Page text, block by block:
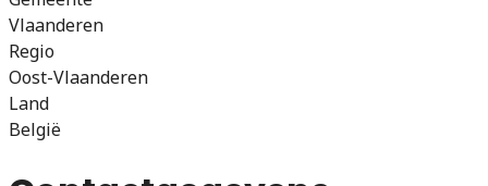
Vlaanderen
Regio
Oost-Vlaanderen
Land
België